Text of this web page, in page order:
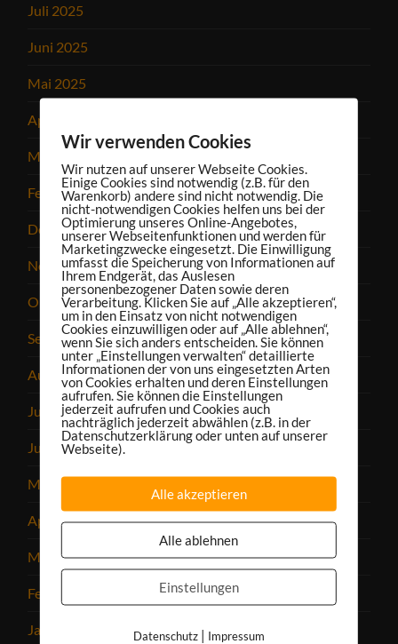
Juli 2025
Juni 2025
Mai 2025
April 2025
März 2025
Februar 2025
Dezember 2024
November 2024
Oktober 2024
September 2024
August 2024
Juli 2024
Juni 2024
Mai 2024
April 2024
März 2024
Februar 2024
Januar 2024
Wir verwenden Cookies
Wir nutzen auf unserer Webseite Cookies.
Einige Cookies sind notwendig (z.B. für den
Warenkorb) andere sind nicht notwendig. Die
nicht-notwendigen Cookies helfen uns bei der
Optimierung unseres Online-Angebotes,
unserer Webseitenfunktionen und werden für
Marketingzwecke eingesetzt. Die Einwilligung
umfasst die Speicherung von Informationen auf
Ihrem Endgerät, das Auslesen
personenbezogener Daten sowie deren
Verarbeitung. Klicken Sie auf „Alle akzeptieren“,
um in den Einsatz von nicht notwendigen
Cookies einzuwilligen oder auf „Alle ablehnen“,
wenn Sie sich anders entscheiden. Sie können
unter „Einstellungen verwalten“ detaillierte
Informationen der von uns eingesetzten Arten
von Cookies erhalten und deren Einstellungen
aufrufen. Sie können die Einstellungen
jederzeit aufrufen und Cookies auch
nachträglich jederzeit abwählen (z.B. in der
Datenschutzerklärung oder unten auf unserer
Webseite).
Alle akzeptieren
Alle ablehnen
Einstellungen
Datenschutz| Impressum